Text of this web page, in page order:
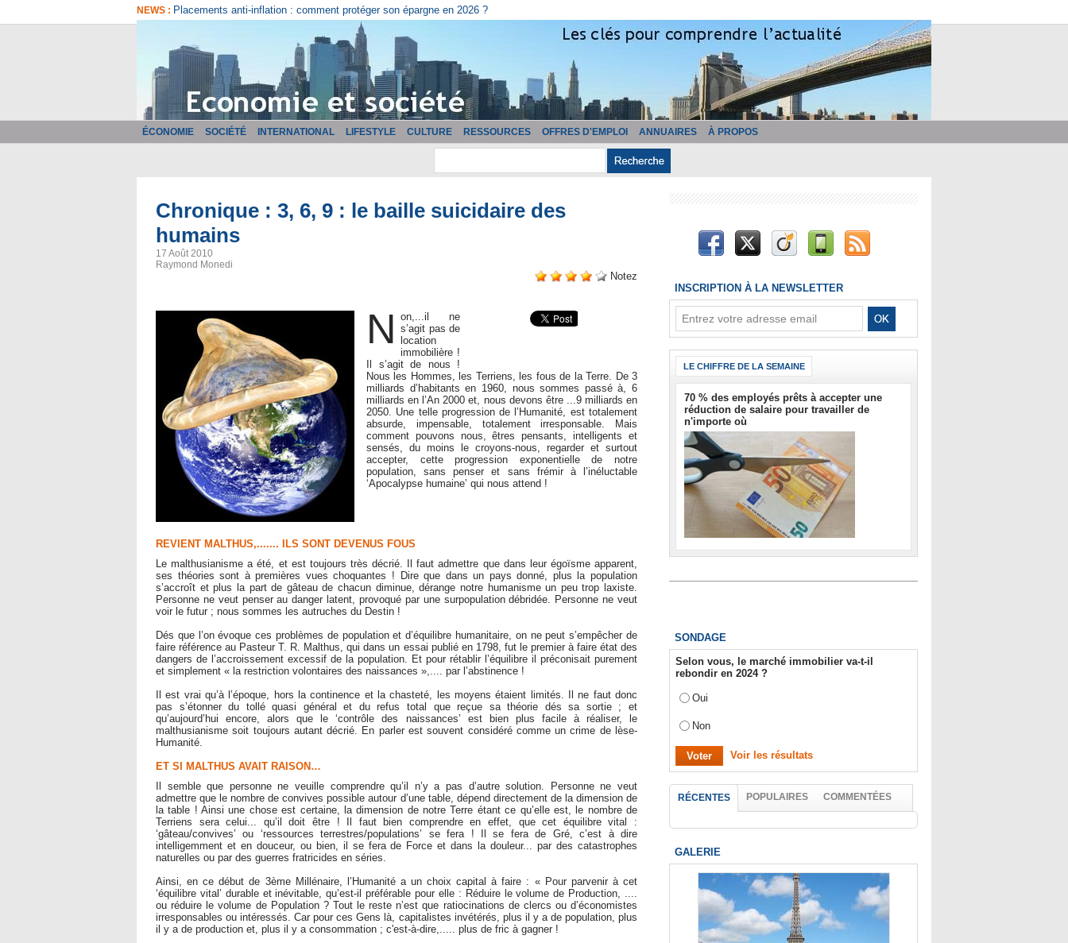
NEWS : Comment bien choisir son logiciel de facturation ?
ÉCONOMIE SOCIÉTÉ INTERNATIONAL LIFESTYLE CULTURE RESSOURCES OFFRES D'EMPLOI ANNUAIRES À PROPOS
Chronique : 3, 6, 9 : le baille suicidaire des
humains
17 Août 2010
Raymond Monedi
Notez
N
on,...il ne
s’agit pas de
location
immobilière !
Il s’agit de nous !
Nous les Hommes, les Terriens, les fous de la Terre. De 3
milliards d’habitants en 1960, nous sommes passé à, 6
milliards en l’An 2000 et, nous devons être ...9 milliards en
2050. Une telle progression de l’Humanité, est totalement
absurde, impensable, totalement irresponsable. Mais
comment pouvons nous, êtres pensants, intelligents et
sensés, du moins le croyons-nous, regarder et surtout
accepter, cette progression exponentielle de notre
population, sans penser et sans frémir à l’inéluctable
‘Apocalypse humaine’ qui nous attend !
REVIENT MALTHUS,....... ILS SONT DEVENUS FOUS
Le malthusianisme a été, et est toujours très décrié. Il faut admettre que dans leur égoïsme apparent,
ses théories sont à premières vues choquantes ! Dire que dans un pays donné, plus la population
s’accroît et plus la part de gâteau de chacun diminue, dérange notre humanisme un peu trop laxiste.
Personne ne veut penser au danger latent, provoqué par une surpopulation débridée. Personne ne veut
voir le futur ; nous sommes les autruches du Destin !
Dés que l’on évoque ces problèmes de population et d’équilibre humanitaire, on ne peut s’empêcher de
faire référence au Pasteur T. R. Malthus, qui dans un essai publié en 1798, fut le premier à faire état des
dangers de l’accroissement excessif de la population. Et pour rétablir l’équilibre il préconisait purement
et simplement « la restriction volontaires des naissances »,.... par l’abstinence !
Il est vrai qu’à l’époque, hors la continence et la chasteté, les moyens étaient limités. Il ne faut donc
pas s’étonner du tollé quasi général et du refus total que reçue sa théorie dés sa sortie ; et
qu’aujourd’hui encore, alors que le ‘contrôle des naissances’ est bien plus facile à réaliser, le
malthusianisme soit toujours autant décrié. En parler est souvent considéré comme un crime de lèse-
Humanité.
ET SI MALTHUS AVAIT RAISON…
Il semble que personne ne veuille comprendre qu’il n’y a pas d’autre solution. Personne ne veut
admettre que le nombre de convives possible autour d’une table, dépend directement de la dimension de
la table ! Ainsi une chose est certaine, la dimension de notre Terre étant ce qu’elle est, le nombre de
Terriens sera celui... qu’il doit être ! Il faut bien comprendre en effet, que cet équilibre vital :
‘gâteau/convives’ ou ‘ressources terrestres/populations’ se fera ! Il se fera de Gré, c’est à dire
intelligemment et en douceur, ou bien, il se fera de Force et dans la douleur... par des catastrophes
naturelles ou par des guerres fratricides en séries.
Ainsi, en ce début de 3ème Millénaire, l’Humanité a un choix capital à faire : « Pour parvenir à cet
‘équilibre vital’ durable et inévitable, qu’est-il préférable pour elle : Réduire le volume de Production, ....
ou réduire le volume de Population ? Tout le reste n’est que ratiocinations de clercs ou d’économistes
irresponsables ou intéressés. Car pour ces Gens là, capitalistes invétérés, plus il y a de population, plus
il y a de production et, plus il y a consommation ; c'est-à-dire,..... plus de fric à gagner !
INSCRIPTION À LA NEWSLETTER
LE CHIFFRE DE LA SEMAINE
70 % des employés prêts à accepter une
réduction de salaire pour travailler de
n'importe où
SONDAGE
Selon vous, le marché immobilier va-t-il
rebondir en 2024 ?
Oui
Non
Voir les résultats
RÉCENTES POPULAIRES COMMENTÉES
GALERIE